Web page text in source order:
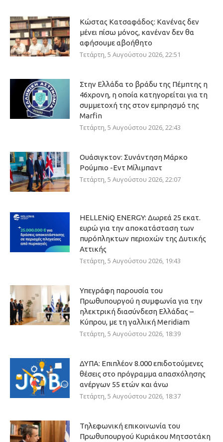
Κώστας Κατσαφάδος: Κανένας δεν
μένει πίσω μόνος, κανέναν δεν θα
αφήσουμε αβοήθητο
Τετάρτη, 5 Αυγούστου 2026, 22:51
Στην Ελλάδα το βράδυ της Πέμπτης η
46χρονη, η οποία κατηγορείται για τη
συμμετοχή της στον εμπρησμό της
Marfin
Τετάρτη, 5 Αυγούστου 2026, 22:43
Ουάσιγκτον: Συνάντηση Μάρκο
Ρούμπιο -Εντ Μίλιμπαντ
Τετάρτη, 5 Αυγούστου 2026, 22:07
HELLENiQ ENERGY: Δωρεά 25 εκατ.
ευρώ για την αποκατάσταση των
πυρόπληκτων περιοχών της Δυτικής
Αττικής
Τετάρτη, 5 Αυγούστου 2026, 19:43
Υπεγράφη παρουσία του
Πρωθυπουργού η συμφωνία για την
ηλεκτρική διασύνδεση Ελλάδας –
Κύπρου, με τη γαλλική Meridiam
Τετάρτη, 5 Αυγούστου 2026, 18:39
ΔΥΠΑ: Επιπλέον 8.000 επιδοτούμενες
θέσεις στο πρόγραμμα απασχόλησης
ανέργων 55 ετών και άνω
Τετάρτη, 5 Αυγούστου 2026, 18:37
Τηλεφωνική επικοινωνία του
Πρωθυπουργού Κυριάκου Μητσοτάκη